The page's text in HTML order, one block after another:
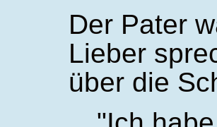
Der Pater
Lieber
über die